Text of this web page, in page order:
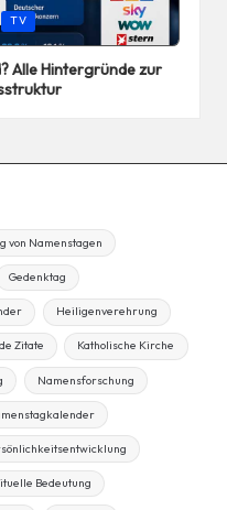
TV
Alle Hintergründe zur
von Namenstagen
Gedenktag
Heiligenverehrung
Zitate Katholische Kirche
Namensforschung
Bedeutung